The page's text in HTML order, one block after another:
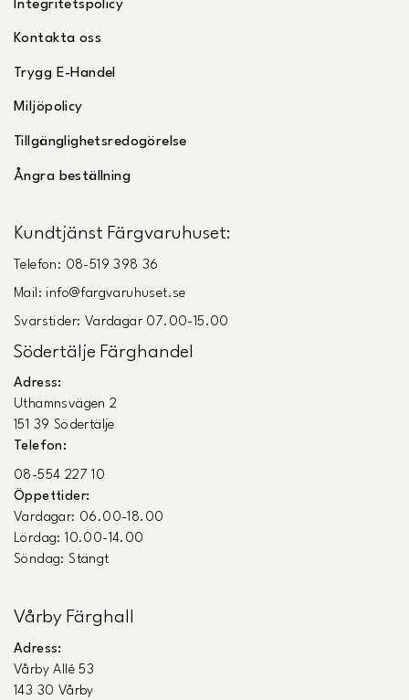
Integritetspolicy
Kontakta oss
Trygg E-Handel
Miljöpolicy
Tillgänglighetsredogörelse
Ångra beställning
Kundtjänst Färgvaruhuset:
Telefon: 08-519 398 36
Mail: info@fargvaruhuset.se
Svarstider: Vardagar 07.00-15.00
Södertälje Färghandel
Adress:
Uthamnsvägen 2
151 39 Södertälje
Telefon:
08-554 227 10
Öppettider:
Vardagar: 06.00-18.00
Lördag: 10.00-14.00
Söndag: Stängt
Vårby Färghall
Adress:
Vårby Allé 53
143 30 Vårby